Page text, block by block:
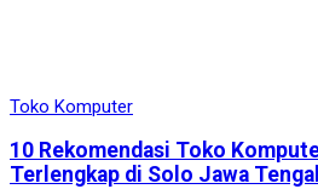
Toko Komputer
10 Rekomendasi Toko
Terlengkap di Solo Jawa